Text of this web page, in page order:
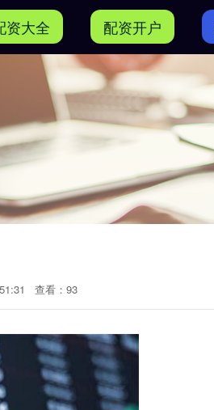
资大全 配资开户
查看：93